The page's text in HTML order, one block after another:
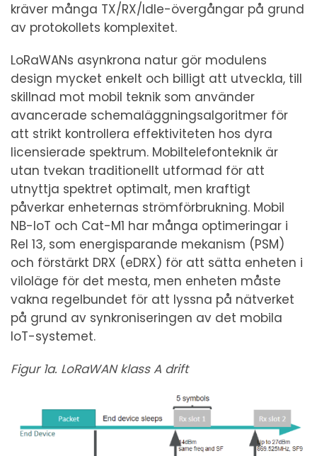
kräver många TX/RX/Idle-övergångar på grund
av protokollets komplexitet.
LoRaWANs asynkrona natur gör modulens
design mycket enkelt och billigt att utveckla, till
skillnad mot mobil teknik som använder
avancerade schemaläggningsalgoritmer för
att strikt kontrollera effektiviteten hos dyra
licensierade spektrum. Mobiltelefonteknik är
utan tvekan traditionellt utformad för att
utnyttja spektret optimalt, men kraftigt
påverkar enheternas strömförbrukning. Mobil
NB-IoT och Cat-M1 har många optimeringar i
Rel 13, som energisparande mekanism (PSM)
och förstärkt DRX (eDRX) för att sätta enheten i
viloläge för det mesta, men enheten måste
vakna regelbundet för att lyssna på nätverket
på grund av synkroniseringen av det mobila
IoT-systemet.
Figur 1a. LoRaWAN klass A drift